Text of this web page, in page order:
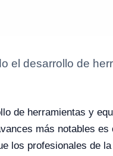
el desarrollo de
de herramientas y
más notables
los profesionales de